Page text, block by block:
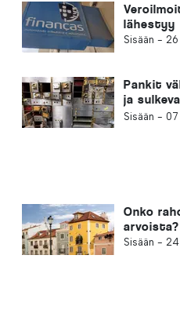
lähestyy
Sisään -
Pankit
ja
Sisään -
Onko
arvoista?
Sisään -